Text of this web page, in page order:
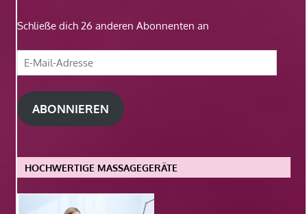
Schließe dich 26 anderen Abonnenten an
E-
Mail-
Adresse
ABONNIEREN
HOCHWERTIGE MASSAGEGERÄTE